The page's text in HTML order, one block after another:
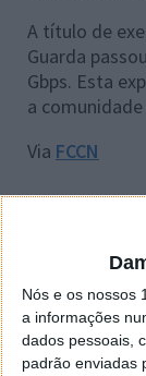
Nós e os nossos
a informações
dados pessoais,
padrão enviadas
A título de
Guarda
Gbps. Esta
a
Via FCCN